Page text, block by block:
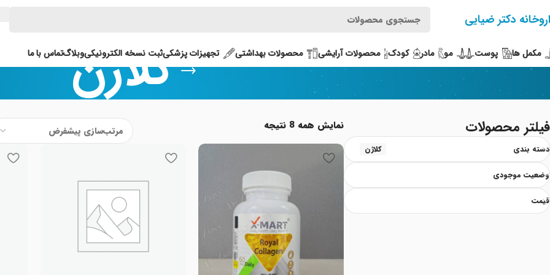
دکتر ضیایی
مکمل ها پوست مو مادر کودک محصولات آرایشی محصولات بهداشتی تجهیزات پزشکیثبت نسخه الکترونیکیوبلاگتماس با ما کلاژن
فیلتر محصولات
دسته بندی کلاژن
وضعیت موجودی
قیمت
نمایش همه 8 نتیجه